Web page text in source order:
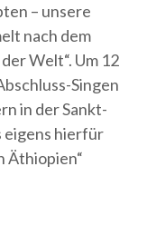
– unsere
nach dem
Welt“. Um 12
Singen
in der Sankt-
eigens hierfür
Äthiopien“